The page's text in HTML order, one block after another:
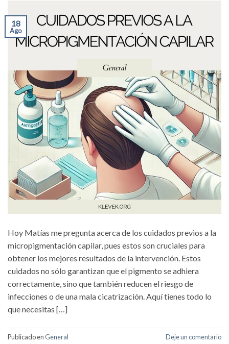
18
Ago
Hoy Matías me pregunta acerca de los cuidados previos a la
micropigmentación capilar, pues estos son cruciales para
obtener los mejores resultados de la intervención. Estos
cuidados no sólo garantizan que el pigmento se adhiera
correctamente, sino que también reducen el riesgo de
infecciones o de una mala cicatrización. Aquí tienes todo lo
que necesitas […]
Publicado enGeneral Deje un comentario